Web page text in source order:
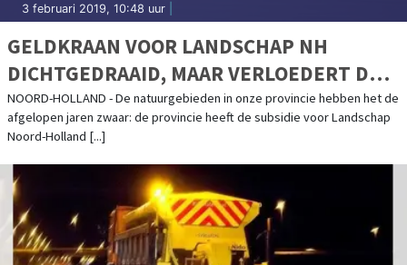
3 februari 2019, 10:48 uur
GELDKRAAN VOOR LANDSCHAP NH
DICHTGEDRAAID, MAAR VERLOEDERT DE
NATUUR NU OOK?
NOORD-HOLLAND - De natuurgebieden in onze provincie hebben het de
afgelopen jaren zwaar: de provincie heeft de subsidie voor Landschap
Noord-Holland [...]